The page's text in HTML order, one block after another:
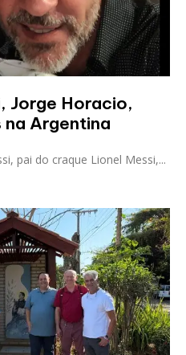
Jorge Horacio,
Argentina
pai do craque Lionel Messi,...